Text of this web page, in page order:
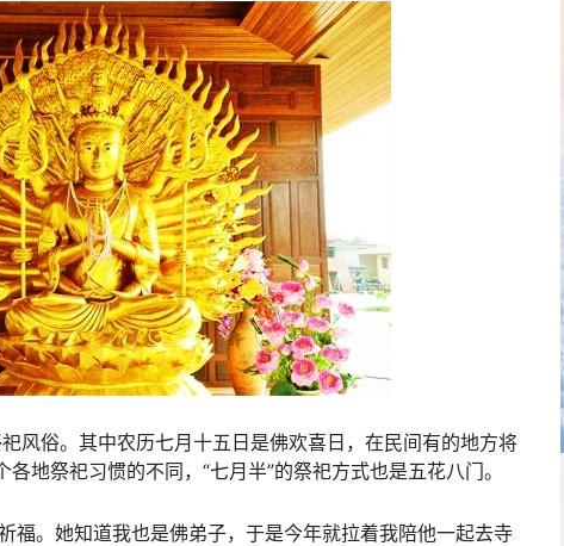
风俗。其中农历七月十五日是佛欢喜日，在民间有的地方将
地祭祀习惯的不同，“七月半”的祭祀方式也是五花八门。
福。她知道我也是佛弟子，于是今年就拉着我陪他一起去寺